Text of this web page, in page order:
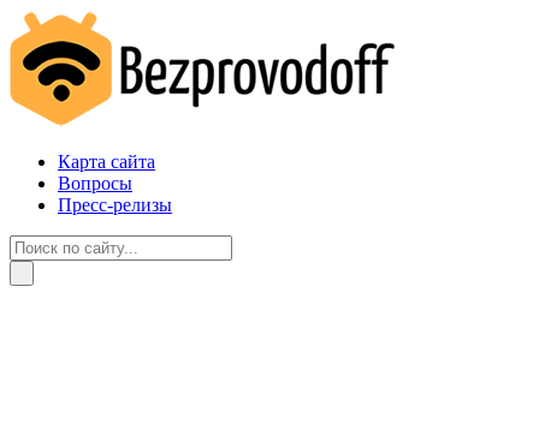
Карта сайта
Вопросы
Пресс-релизы